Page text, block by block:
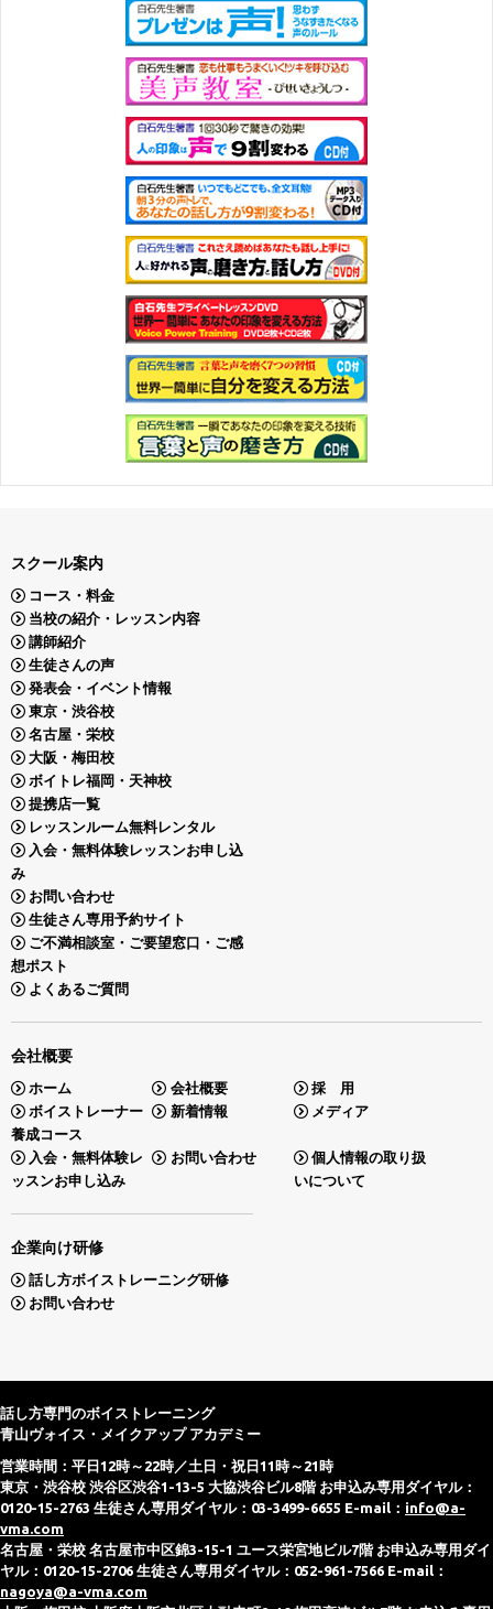
スクール案内
コース・料金
当校の紹介・レッスン内容
講師紹介
生徒さんの声
発表会・イベント情報
東京・渋谷校
名古屋・栄校
大阪・梅田校
ボイトレ福岡・天神校
提携店一覧
レッスンルーム無料レンタル
入会・無料体験レッスンお申し込
み
お問い合わせ
生徒さん専用予約サイト
ご不満相談室・ご要望窓口・ご感
想ポスト
よくあるご質問
会社概要
ホーム 会社概要
採 用
ボイストレーナー
養成コース
新着情報 メディア
入会・無料体験レ
ッスンお申し込み
お問い合わせ
個人情報の取り扱
いについて
企業向け研修
話し方ボイストレーニング研修
お問い合わせ
話し方専門のボイストレーニング
青山ヴォイス・メイクアップ アカデミー
営業時間：平日12時～22時／土日・祝日11時～21時
東京・渋谷校 渋谷区渋谷1-13-5 大協渋谷ビル8階 お申込み専用ダイヤル：
0120-15-2763 生徒さん専用ダイヤル：03-3499-6655 E-mail： info@a-
vma.com
名古屋・栄校 名古屋市中区錦3-15-1 ユース栄宮地ビル7階 お申込み専用ダイ
ヤル：0120-15-2706 生徒さん専用ダイヤル：052-961-7566 E-mail：
nagoya@a-vma.com